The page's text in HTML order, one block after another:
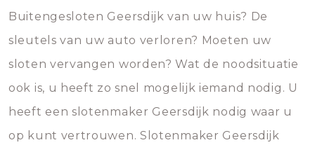
Buitengesloten Geersdijk van uw huis? De
sleutels van uw auto verloren? Moeten uw
sloten vervangen worden? Wat de noodsituatie
ook is, u heeft zo snel mogelijk iemand nodig. U
heeft een slotenmaker Geersdijk nodig waar u
op kunt vertrouwen. Slotenmaker Geersdijk